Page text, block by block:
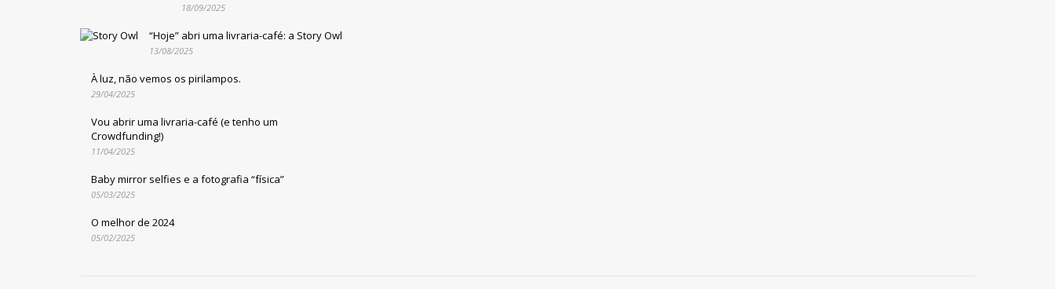
18/09/2025
“Hoje” abri uma livraria-café: a Story Owl
13/08/2025
À luz, não vemos os pirilampos.
29/04/2025
Vou abrir uma livraria-café (e tenho um
Crowdfunding!)
11/04/2025
Baby mirror selfies e a fotografia “física”
05/03/2025
O melhor de 2024
05/02/2025